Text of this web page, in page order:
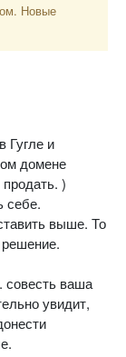
Новые
Гугле и
домене
)
себе.
выше. То
совесть ваша
увидит,